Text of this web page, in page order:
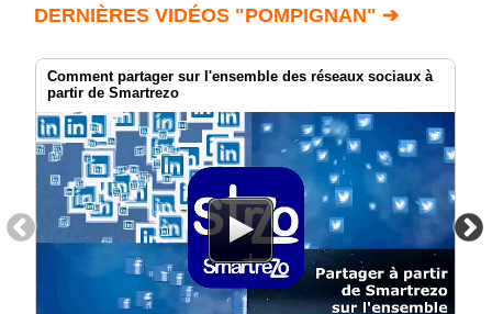
DERNIÈRES VIDÉOS "POMPIGNAN" ➔
Comment partager sur l'ensemble des réseaux sociaux à
partir de Smartrezo